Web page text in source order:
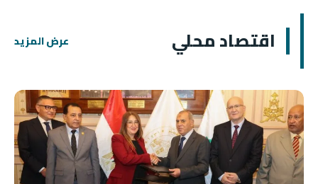
اقتصاد محلي عرض المزيد